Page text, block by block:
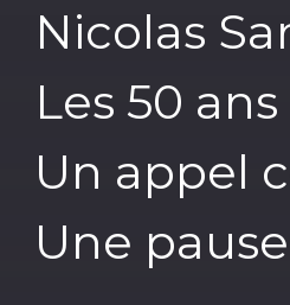
Nicolas
Les 50
Un appel
Une